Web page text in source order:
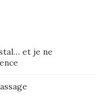
et je ne